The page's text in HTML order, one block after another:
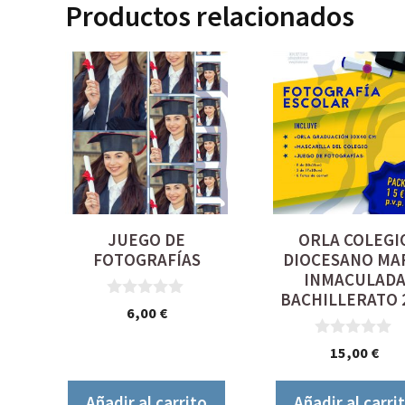
Productos relacionados
JUEGO DE
FOTOGRAFÍAS
6,00 €
ORLA
DIOCESANO
INMACULADA
BACHILLERATO
15,00 €